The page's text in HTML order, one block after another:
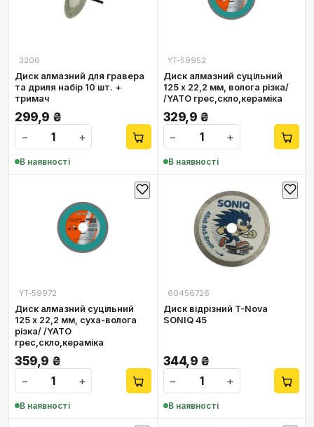
3206
Диск алмазний для гравера
та дриля набір 10 шт. +
тримач
299,9 ₴
−
+
В наявності
YT-59952
Диск алмазний суцільний
125 х 22,2 мм, волога різка/
/YATO грес,скло,кераміка
329,9 ₴
−
+
В наявності
YT-59972
Диск алмазний суцільний
125 х 22,2 мм, суха-волога
різка/ /YATO
грес,скло,кераміка
359,9 ₴
−
+
В наявності
60456726
Диск відрізний T-Nova
SONIQ 45
344,9 ₴
−
+
В наявності